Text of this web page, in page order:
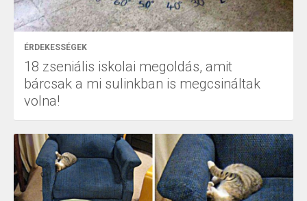
ÉRDEKESSÉGEK
18 zseniális iskolai megoldás, amit
bárcsak a mi sulinkban is megcsináltak
volna!